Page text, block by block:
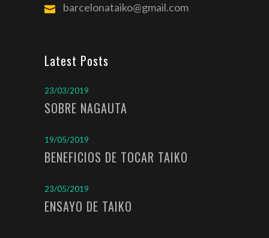
barcelonataiko@gmail.com
Latest Posts
23/03/2019
SOBRE NAGAUTA
19/05/2019
BENEFICIOS DE TOCAR TAIKO
23/05/2019
ENSAYO DE TAIKO